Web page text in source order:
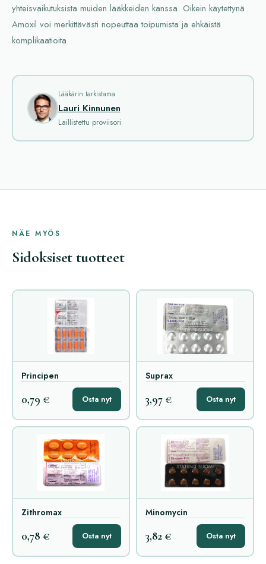
yhteisvaikutuksista muiden lääkkeiden kanssa. Oikein käytettynä
Amoxil voi merkittävästi nopeuttaa toipumista ja ehkäistä
komplikaatioita.
Lääkärin tarkistama
Lauri Kinnunen
Laillistettu proviisori
NÄE MYÖS
Sidoksiset tuotteet
Principen
0,79 € Osta nyt
Suprax
3,97 € Osta nyt
Zithromax
0,78 € Osta nyt
Minomycin
3,82 € Osta nyt